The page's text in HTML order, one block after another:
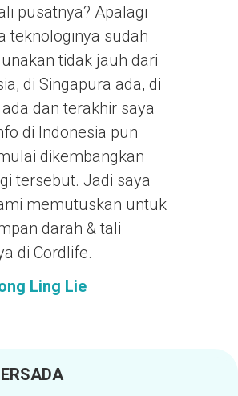
pusatnya? Apalagi
teknologinya sudah
tidak jauh dari
di Singapura ada, di
dan terakhir saya
di Indonesia pun
dikembangkan
tersebut. Jadi saya
memutuskan untuk
darah & tali
di Cordlife.
Ling Lie